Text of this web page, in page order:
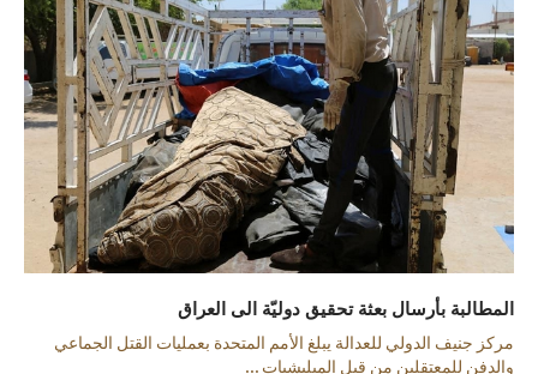
المطالبة بأرسال بعثة تحقيق دوليّة الى العراق
مركز جنيف الدولي للعدالة يبلغ الأمم المتحدة بعمليات القتل الجماعي
والدفن للمعتقلين من قبل الميليشيات ...